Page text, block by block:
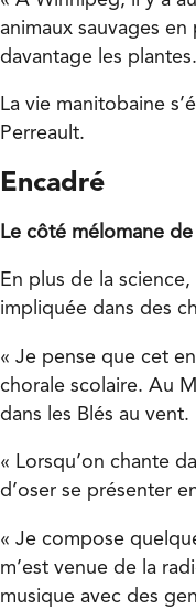
animaux sauvages
davantage les
La vie manitobaine
Perreault.
Encadré
Le côté mélomane
En plus de la
impliquée dans des
« Je pense que cet
chorale scolaire. Au
dans les Blés au vent.
« Lorsqu’on chante
d’oser se présenter
« Je compose
m’est venue de la
musique avec des